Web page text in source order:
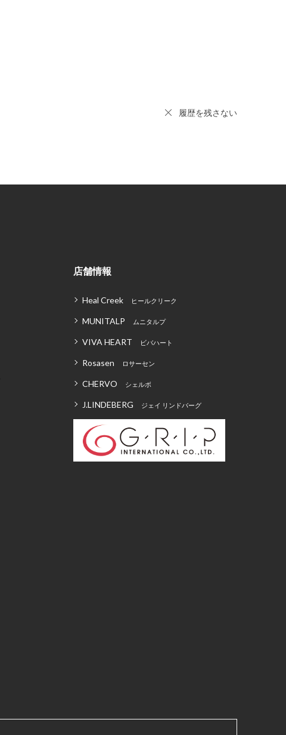
履歴を残さない
店舗情報
Heal Creek ヒールクリーク
MUNITALP ムニタルプ
VIVA HEART ビバハート
Rosasen ロサーセン
CHERVO シェルボ
J.LINDEBERG ジェイ リンドバーグ